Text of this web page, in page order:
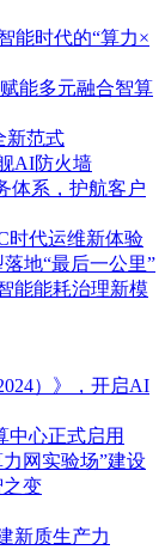
能时代的“算力×
能多元融合智算
新范式
AI防火墙
体系，护航客户
时代运维新体验
地“最后一公里”
能能耗治理新模
）》，开启AI
中心正式启用
网实验场”建设
之变
新质生产力